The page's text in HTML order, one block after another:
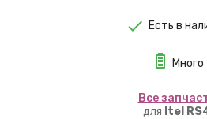
Есть в
Много
Вcе
для Itel